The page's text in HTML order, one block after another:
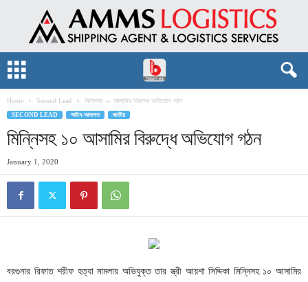
Home Second Lead মিন্নিসহ ১০ আসামির বিরুদ্ধে অভিযোগ গঠন
SECOND LEAD আইন-আদালত জাতীয়
মিন্নিসহ ১০ আসামির বিরুদ্ধে অভিযোগ গঠন
January 1, 2020
বরগুনার রিফাত শরীফ হত্যা মামলায় অভিযুক্ত তার স্ত্রী আয়শা সিদ্দিকা মিন্নিসহ ১০ আসামির